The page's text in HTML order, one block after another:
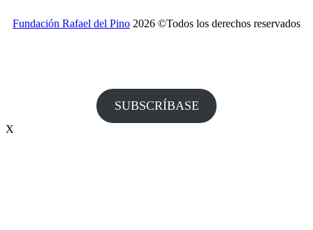
Fundación Rafael del Pino 2026 ©Todos los derechos reservados
SUBSCRÍBASE
X